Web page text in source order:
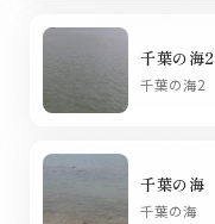
千葉の海2
千葉の海2
千葉の海
千葉の海